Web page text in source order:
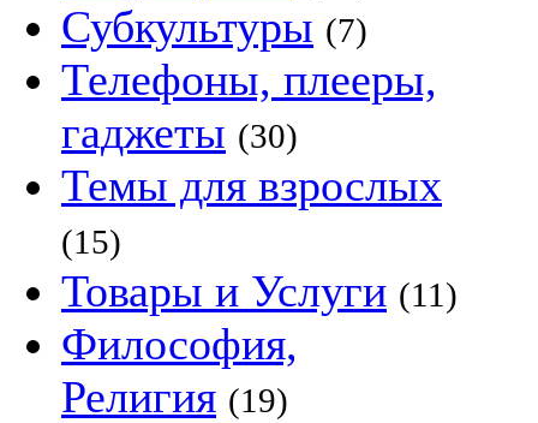
Субкультуры (7)
Телефоны, плееры,
гаджеты (30)
Темы для взрослых
(15)
Товары и Услуги (11)
Философия,
Религия (19)